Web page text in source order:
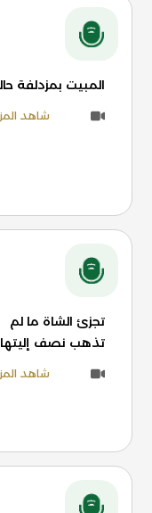
المبيت بمزدلفة
شاهد
تجزئ الشاة ما لم
تذهب نصف إليتها
شاهد